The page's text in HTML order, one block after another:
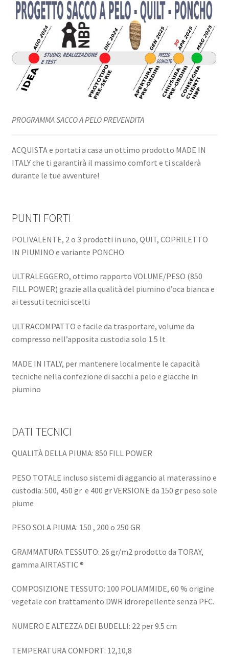
PROGRAMMA SACCO A PELO PREVENDITA
ACQUISTA e portati a casa un ottimo prodotto MADE IN
ITALY che ti garantirà il massimo comfort e ti scalderà
durante le tue avventure!
PUNTI FORTI
POLIVALENTE, 2 o 3 prodotti in uno, QUIT, COPRILETTO
IN PIUMINO e variante PONCHO
ULTRALEGGERO, ottimo rapporto VOLUME/PESO (850
FILL POWER) grazie alla qualità del piumino d’oca bianca e
ai tessuti tecnici scelti
ULTRACOMPATTO e facile da trasportare, volume da
compresso nell’apposita custodia solo 1.5 lt
MADE IN ITALY, per mantenere localmente le capacità
tecniche nella confezione di sacchi a pelo e giacche in
piumino
DATI TECNICI
QUALITÀ DELLA PIUMA: 850 FILL POWER
PESO TOTALE incluso sistemi di aggancio al materassino e
custodia: 500, 450 gr e 400 gr VERSIONE da 150 gr peso sole
piume
PESO SOLA PIUMA: 150 , 200 o 250 GR
GRAMMATURA TESSUTO: 26 gr/m2 prodotto da TORAY,
gamma AIRTASTIC ®
COMPOSIZIONE TESSUTO: 100 POLIAMMIDE, 60 % origine
vegetale con trattamento DWR idrorepellente senza PFC.
NUMERO E ALTEZZA DEI BUDELLI: 22 per 9.5 cm
TEMPERATURA COMFORT: 12,10,8